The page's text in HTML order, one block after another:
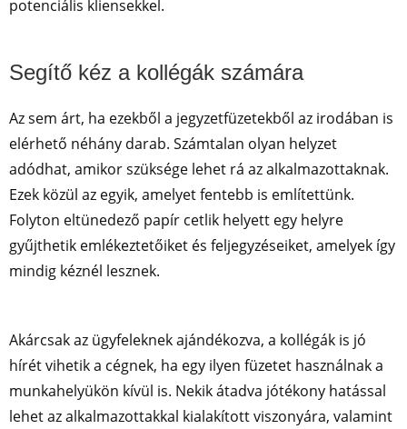
potenciális kliensekkel.
Segítő kéz a kollégák számára
Az sem árt, ha ezekből a jegyzetfüzetekből az irodában is
elérhető néhány darab. Számtalan olyan helyzet
adódhat, amikor szüksége lehet rá az alkalmazottaknak.
Ezek közül az egyik, amelyet fentebb is említettünk.
Folyton eltünedező papír cetlik helyett egy helyre
gyűjthetik emlékeztetőiket és feljegyzéseiket, amelyek így
mindig kéznél lesznek.
Akárcsak az ügyfeleknek ajándékozva, a kollégák is jó
hírét vihetik a cégnek, ha egy ilyen füzetet használnak a
munkahelyükön kívül is. Nekik átadva jótékony hatással
lehet az alkalmazottakkal kialakított viszonyára, valamint